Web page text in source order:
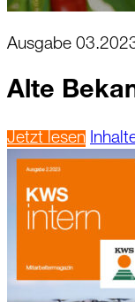
Ausgabe
Alte
Jetzt lesen